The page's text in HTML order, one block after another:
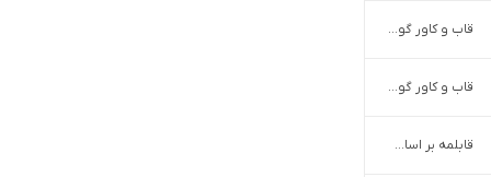
قاب و کاور گوشی شیائومی
قاب و کاور گوشی نوکیا
قابلمه بر اساس تعداد